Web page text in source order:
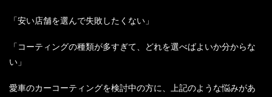
「安い店舗を選んで失敗したくない」
「コーティングの種類が多すぎて、どれを選べばよいか分からな
い」
愛車のカーコーティングを検討中の方に、上記のような悩みがあ